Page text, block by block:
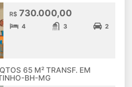
R$ 730.000,00
4 3 2
65 M² TRANSF. EM
BH-MG